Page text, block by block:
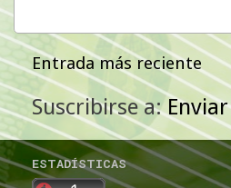
Entrada más reciente
Suscribirse a:
ESTADÍSTICAS